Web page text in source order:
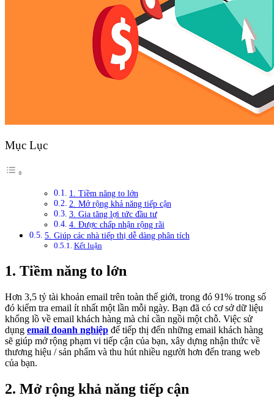
Mục Lục
1. Tiềm năng to lớn
2. Mở rộng khả năng tiếp cận
3. Gia tăng lợi tức đầu tư
4. Được chấp nhận rộng rãi
5. Giúp các nhà tiếp thị dễ dàng phân tích
Kết luận
1. Tiềm năng to lớn
Hơn 3,5 tỷ tài khoản email trên toàn thế giới, trong đó 91% trong số
đó kiểm tra email ít nhất một lần mỗi ngày. Bạn đã có cơ sở dữ liệu
khổng lồ về email khách hàng mà chỉ cần ngồi một chỗ. Việc sử
dụng email doanh nghiệp để tiếp thị đến những email khách hàng
sẽ giúp mở rộng phạm vi tiếp cận của bạn, xây dựng nhận thức về
thương hiệu / sản phẩm và thu hút nhiều người hơn đến trang web
của bạn.
2. Mở rộng khả năng tiếp cận